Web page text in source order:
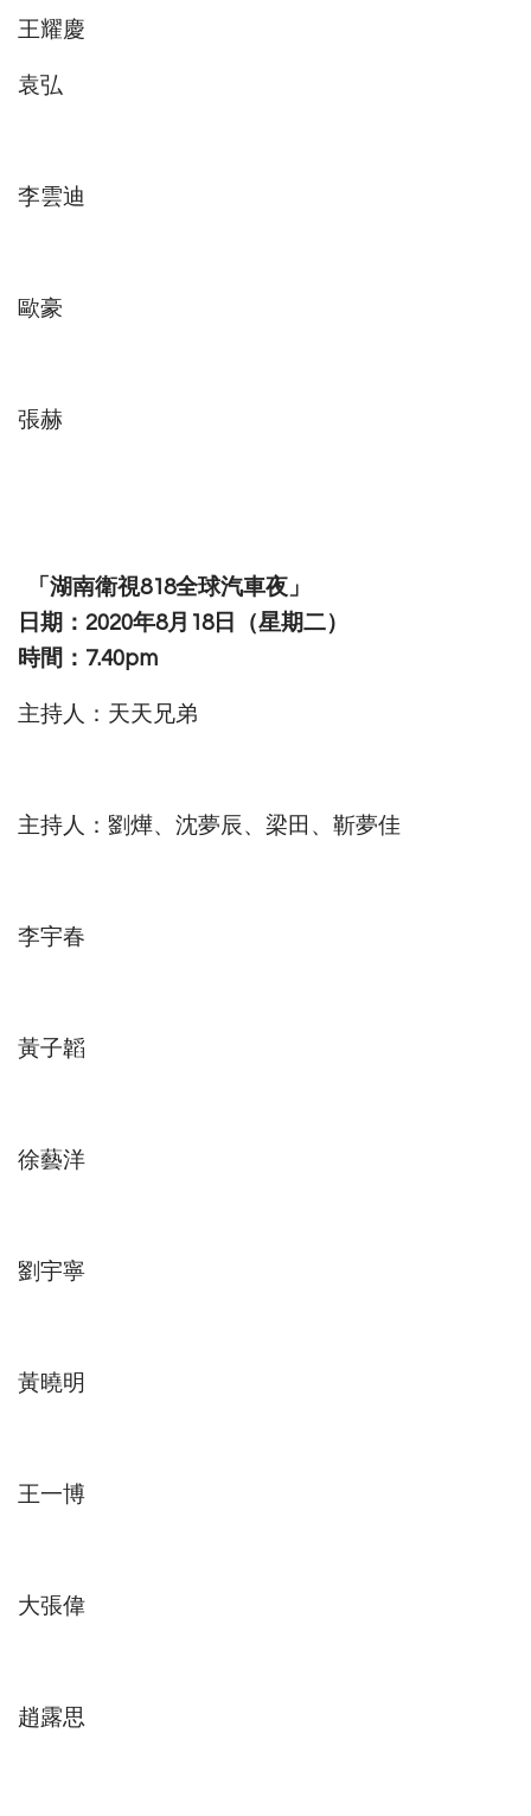
王耀慶
袁弘
李雲迪
歐豪
張赫
「湖南衛視818全球汽車夜」
日期：2020年8月18日（星期二）
時間：7.40pm
主持人：天天兄弟
主持人：劉燁、沈夢辰、梁田、靳夢佳
李宇春
黃子韜
徐藝洋
劉宇寧
黃曉明
王一博
大張偉
趙露思